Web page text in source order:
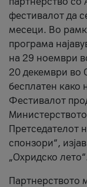
фестивалот да
месеци. Во
програма
на 29 ноември
20 декември во
бесплатен како
Фестивалот
Претседателот
спонзори“,
„Охридско
Партнерството